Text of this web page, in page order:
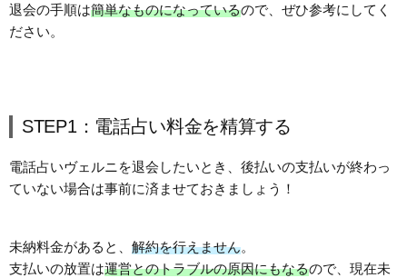
退会の手順は簡単なものになっているので、ぜひ参考にしてく
ださい。
STEP1：電話占い料金を精算する
電話占いヴェルニを退会したいとき、後払いの支払いが終わっ
ていない場合は事前に済ませておきましょう！
未納料金があると、 解約を行えません。
支払いの放置は運営とのトラブルの原因にもなるので、現在未